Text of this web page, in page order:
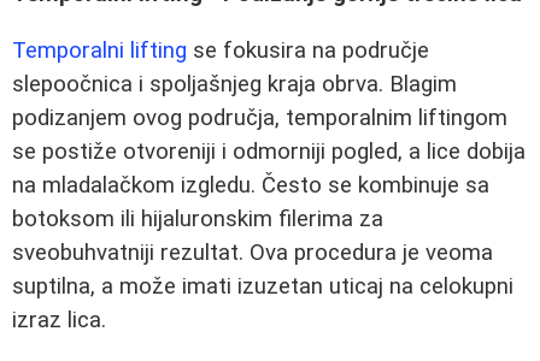
Temporalni lifting se fokusira na područje
slepoočnica i spoljašnjeg kraja obrva. Blagim
podizanjem ovog područja, temporalnim liftingom
se postiže otvoreniji i odmorniji pogled, a lice dobija
na mladalačkom izgledu. Često se kombinuje sa
botoksom ili hijaluronskim filerima za
sveobuhvatniji rezultat. Ova procedura je veoma
suptilna, a može imati izuzetan uticaj na celokupni
izraz lica.